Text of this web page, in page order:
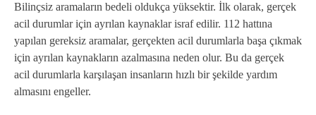
Bilinçsiz aramaların bedeli oldukça yüksektir. İlk olarak, gerçek
acil durumlar için ayrılan kaynaklar israf edilir. 112 hattına
yapılan gereksiz aramalar, gerçekten acil durumlarla başa çıkmak
için ayrılan kaynakların azalmasına neden olur. Bu da gerçek
acil durumlarla karşılaşan insanların hızlı bir şekilde yardım
almasını engeller.